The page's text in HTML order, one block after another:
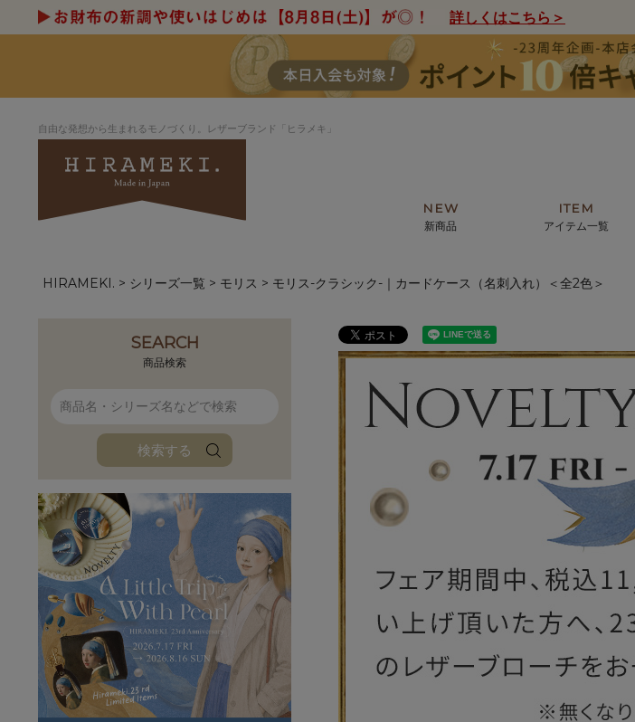
詳しくはこちら＞
自由な発想から生まれるモノづくり。レザーブランド「ヒラメキ」
NEW
新商品
ITEM
アイテム一覧
長財布
バッグ チャーム・キーホルダー
シーナリーオブザコメット
ブルーアート シャーク ルリユール
アニマルズ
イタリアンレザー ブライトン
ローダ アートレザーバッグ
アートフラグメント
ハレノヒプロジェクト
アートから探す
For ladies
HIRAMEKI. シリーズ一覧 モリス モリス-クラシック-｜カードケース（名刺入れ）＜全2色＞
SEARCH
商品検索
検索する